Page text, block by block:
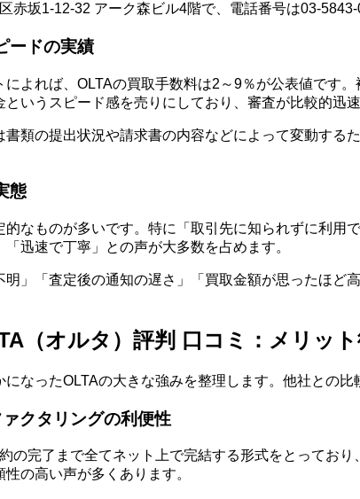
赤坂1-12-32 アーク森ビル4階で、電話番号は03-
ードの実績
よれば、OLTAの買取手数料は2～9％が公表値です
いうスピード感を売りにしており、審査が比較的迅
類の提出状況や請求書の内容などによって変動す
態
なものが多いです。特に「取引先に知られずに利
迅速で丁寧」との声が大多数を占めます。
」「査定後の通知の遅さ」「買取金額が思ったほ
（オルタ）評判 口コミ：メリット
なったOLTAの大きな強みを整理します。他社との
クタリングの利便性
の完了まで全てネット上で完結する形式をとってお
の高い声が多くあります。